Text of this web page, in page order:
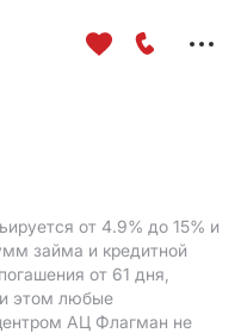
от 4.9% до 15% и
займа и кредитной
от 61 дня,
этом любые
АЦ Флагман не